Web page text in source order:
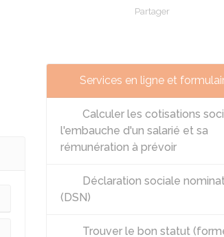
Partager
Services en ligne et
Calculer les cotisations
l'embauche d'un salarié et sa
rémunération à prévoir
Déclaration sociale
(DSN)
Trouver le bon statut